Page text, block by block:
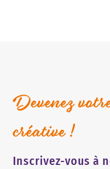
Devenez
créative !
Inscrivez-vous à